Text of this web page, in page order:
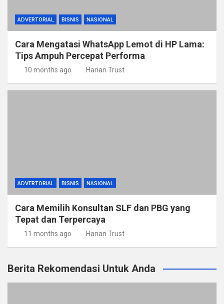
ADVERTORIAL BISNIS NASIONAL
Cara Mengatasi WhatsApp Lemot di HP Lama:
Tips Ampuh Percepat Performa
10 months ago Harian Trust
ADVERTORIAL BISNIS NASIONAL
Cara Memilih Konsultan SLF dan PBG yang
Tepat dan Terpercaya
11 months ago Harian Trust
Berita Rekomendasi Untuk Anda